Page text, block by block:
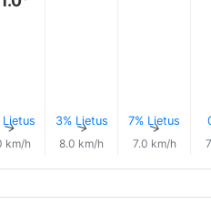
Lietus
↑
km/h
3% Lietus
↑
8.0 km/h
7% Lietus
↑
7.0 km/h